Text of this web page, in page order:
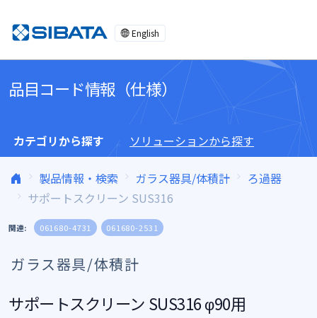
English
品目コード情報（仕様）
カテゴリから探す ソリューションから探す
製品情報・検索 ガラス器具/体積計
ろ過器
サポートスクリーン SUS316
関連: 061680-4731 061680-2531
ガラス器具/体積計
サポートスクリーン SUS316 φ90用